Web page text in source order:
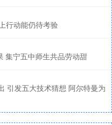
行动能仍待考验
集宁五中师生共品劳动甜
引发五大技术猜想 阿尔特曼为